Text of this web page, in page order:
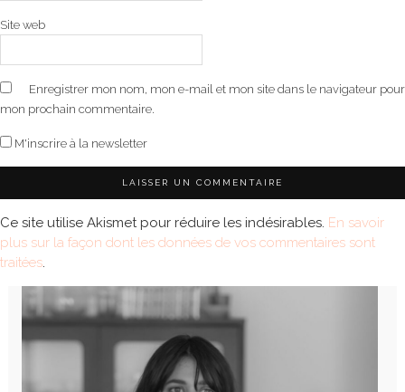
Site web
Enregistrer mon nom, mon e-mail et mon site dans le navigateur pour
mon prochain commentaire.
M'inscrire à la newsletter
Ce site utilise Akismet pour réduire les indésirables. En savoir
plus sur la façon dont les données de vos commentaires sont
traitées.